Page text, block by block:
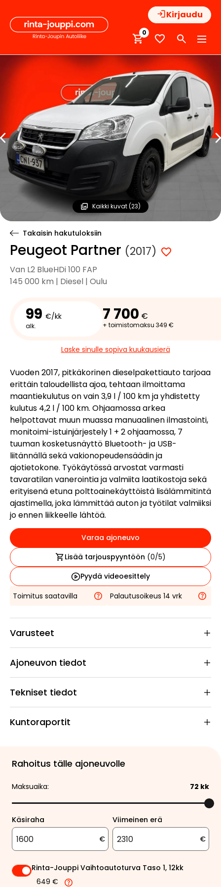
sisältöön
Kirjaudu
0
Kaikki kuvat (23)
Takaisin hakutuloksiin
Peugeot Partner (2017)
Van L2 BlueHDi 100 FAP
145 000 km | Diesel | Oulu
99 €/kk
alk.
7 700 €
+ toimistomaksu 349 €
Laske sinulle sopiva kuukausierä
Vuoden 2017, pitkäkorinen dieselpakettiauto tarjoaa
erittäin taloudellista ajoa, tehtaan ilmoittama
maantiekulutus on vain 3,9 l / 100 km ja yhdistetty
kulutus 4,2 l / 100 km. Ohjaamossa arkea
helpottavat muun muassa manuaalinen ilmastointi,
monitoimi-istuinjärjestely 1 + 2 ohjaamossa, 7
tuuman kosketusnäyttö Bluetooth- ja USB-
liitännällä sekä vakionopeudensäädin ja
ajotietokone. Työkäytössä arvostat varmasti
tavaratilan vanerointia ja valmiita laatikostoja sekä
erityisenä etuna polttoainekäyttöistä lisälämmitintä
ajastimella, joka lämmittää auton ja työtilat valmiiksi
jo ennen liikkeelle lähtöä.
Varaa ajoneuvo
Lisää tarjouspyyntöön (0/5)
Pyydä videoesittely
Toimitus saatavilla
Palautusoikeus 14 vrk
Varusteet
Ajoneuvon tiedot
Tekniset tiedot
Kuntoraportit
Rahoitus tälle ajoneuvolle
Maksuaika: 72 kk
Käsiraha
€
Viimeinen erä
€
Rinta-Jouppi Vaihtoautoturva Taso 1, 12kk
649 €